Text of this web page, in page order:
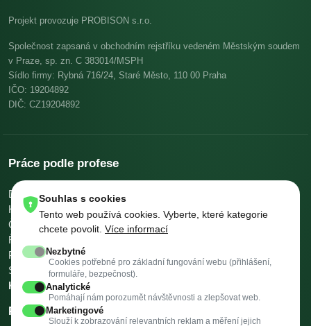
Projekt provozuje PROBISON s.r.o.
Společnost zapsaná v obchodním rejstříku vedeném Městským soudem
v Praze, sp. zn. C 383014/MSPH
Sídlo firmy: Rybná 716/24, Staré Město, 110 00 Praha
IČO: 19204892
DIČ: CZ19204892
Práce podle profese
Dělníci v oblasti výstavby a údržby budov
KuchařiSkladníci, obsluha manipulačních vozíků
Číšníci a servírky
Ostatní uklízeči a pomocníci
Řidiči nákladních automobilů, tahačů a speciálních vozidel
Pomocníci v kuchyni
Svářeči
Všechny profese →
Platy podle profese →
Kalkulačky →
Práce podle města
Souhlas s cookies
Tento web používá cookies. Vyberte, které kategorie
chcete povolit. Více informací
Nezbytné
Cookies potřebné pro základní fungování webu (přihlášení,
formuláře, bezpečnost).
Analytické
Pomáhají nám porozumět návštěvnosti a zlepšovat web.
Marketingové
Slouží k zobrazování relevantních reklam a měření jejich